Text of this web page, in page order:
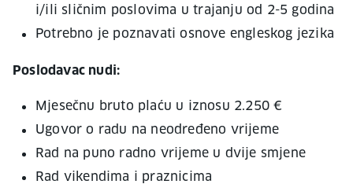
i/ili sličnim poslovima u trajanju od 2-5 godina
Potrebno je poznavati osnove engleskog jezika
Poslodavac nudi:
Mjesečnu bruto plaću u iznosu 2.250 €
Ugovor o radu na neodređeno vrijeme
Rad na puno radno vrijeme u dvije smjene
Rad vikendima i praznicima